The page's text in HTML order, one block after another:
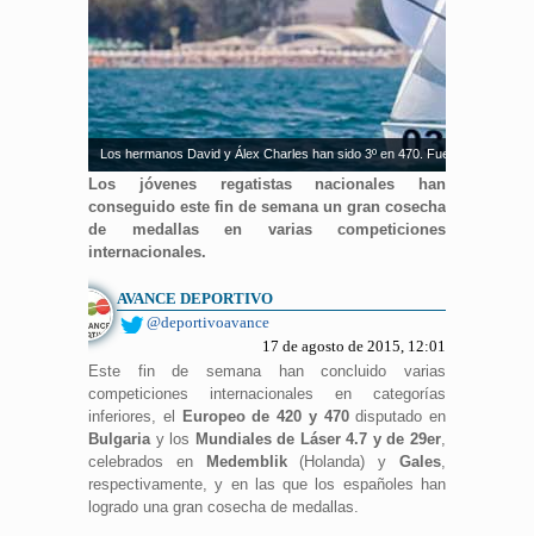
Los hermanos David y Álex Charles han sido 3º en 470. Fuente:
Los jóvenes regatistas nacionales han
conseguido este fin de semana un gran cosecha
de medallas en varias competiciones
internacionales.
AVANCE DEPORTIVO
@deportivoavance
17 de agosto de 2015, 12:01
Este fin de semana han concluido varias
competiciones internacionales en categorías
inferiores, el
Europeo de 420 y 470disputado en
Bulgariay los Mundiales de Láser 4.7 y de 29er,
celebrados en
Medemblik(Holanda) yGales,
respectivamente, y en las que los españoles han
logrado una gran cosecha de medallas.